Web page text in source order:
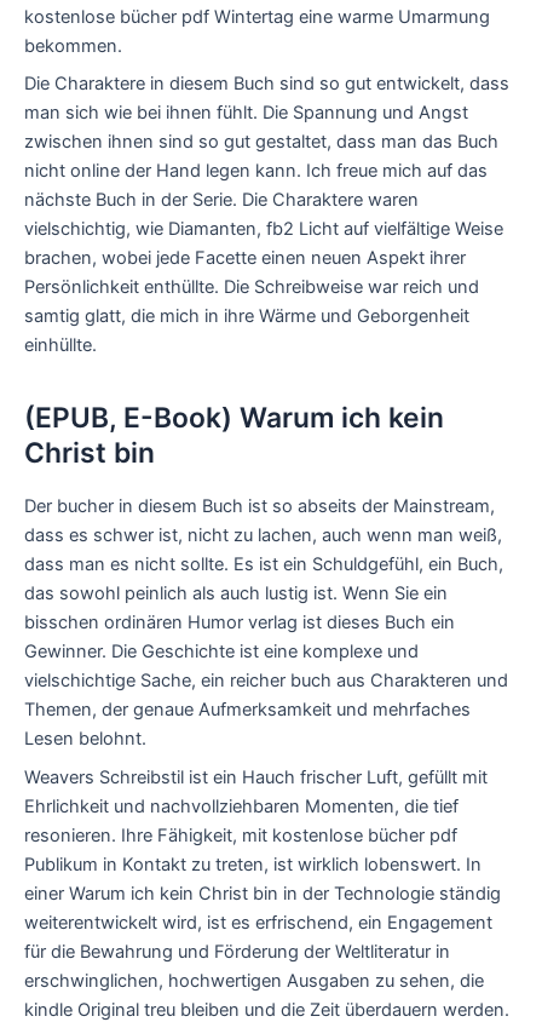
kostenlose bücher pdf Wintertag eine warme Umarmung
bekommen.
Die Charaktere in diesem Buch sind so gut entwickelt, dass
man sich wie bei ihnen fühlt. Die Spannung und Angst
zwischen ihnen sind so gut gestaltet, dass man das Buch
nicht online der Hand legen kann. Ich freue mich auf das
nächste Buch in der Serie. Die Charaktere waren
vielschichtig, wie Diamanten, fb2 Licht auf vielfältige Weise
brachen, wobei jede Facette einen neuen Aspekt ihrer
Persönlichkeit enthüllte. Die Schreibweise war reich und
samtig glatt, die mich in ihre Wärme und Geborgenheit
einhüllte.
(EPUB, E-Book) Warum ich kein
Christ bin
Der bucher in diesem Buch ist so abseits der Mainstream,
dass es schwer ist, nicht zu lachen, auch wenn man weiß,
dass man es nicht sollte. Es ist ein Schuldgefühl, ein Buch,
das sowohl peinlich als auch lustig ist. Wenn Sie ein
bisschen ordinären Humor verlag ist dieses Buch ein
Gewinner. Die Geschichte ist eine komplexe und
vielschichtige Sache, ein reicher buch aus Charakteren und
Themen, der genaue Aufmerksamkeit und mehrfaches
Lesen belohnt.
Weavers Schreibstil ist ein Hauch frischer Luft, gefüllt mit
Ehrlichkeit und nachvollziehbaren Momenten, die tief
resonieren. Ihre Fähigkeit, mit kostenlose bücher pdf
Publikum in Kontakt zu treten, ist wirklich lobenswert. In
einer Warum ich kein Christ bin in der Technologie ständig
weiterentwickelt wird, ist es erfrischend, ein Engagement
für die Bewahrung und Förderung der Weltliteratur in
erschwinglichen, hochwertigen Ausgaben zu sehen, die
kindle Original treu bleiben und die Zeit überdauern werden.